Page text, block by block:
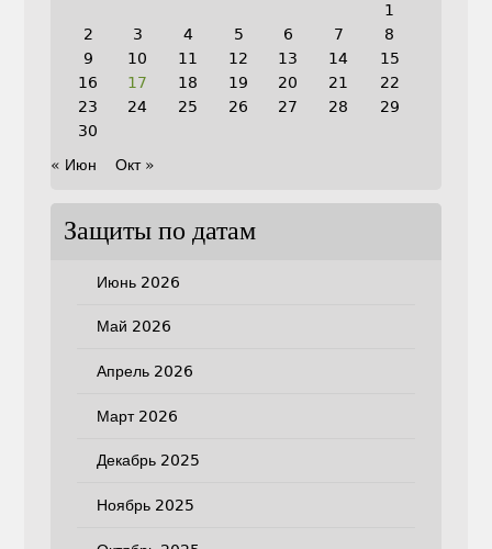
1
2
3 4 5 6 7
8
9
10 11 12 13 14
15
16
17 18 19 20 21
22
23
24 25 26 27 28
29
30
« Июн
Окт »
Защиты по датам
Июнь 2026
Май 2026
Апрель 2026
Март 2026
Декабрь 2025
Ноябрь 2025